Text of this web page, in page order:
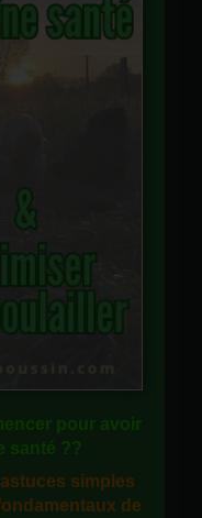
pour avoir
santé ??
simples
de